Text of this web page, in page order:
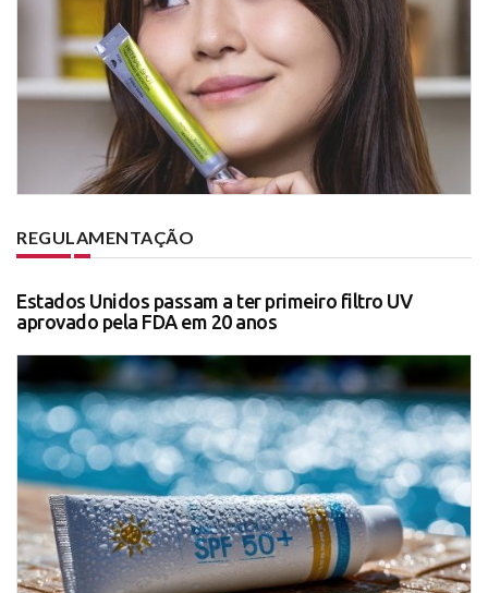
REGULAMENTAÇÃO
Estados Unidos passam a ter primeiro filtro UV
aprovado pela FDA em 20 anos